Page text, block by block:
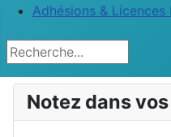
Adhésions & Licences
Rechercher
Notez dans